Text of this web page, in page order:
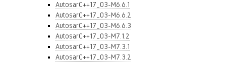
AutosarC++17_03-M6.6.1
AutosarC++17_03-M6.6.2
AutosarC++17_03-M6.6.3
AutosarC++17_03-M7.1.2
AutosarC++17_03-M7.3.1
AutosarC++17_03-M7.3.2